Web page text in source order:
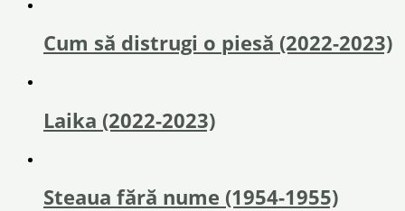
Cum să distrugi o piesă (2022-2023)
Laika (2022-2023)
Steaua fără nume (1954-1955)